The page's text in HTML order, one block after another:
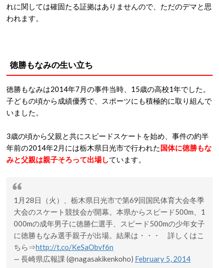
れに関しては確固たる証拠はありませんので、ただのデマと思
われます。
徳勝もなみの生い立ち
徳勝もなみは2014年7月の事件当時、15歳の高校1年でした。
子どもの頃から成績優秀で、スポーツにも積極的に取り組んで
いました。
3歳の頃から父親と共にスピードスケートを始め、事件の約半
年前の2014年2月には栃木県日光市で行われた国体に徳勝もな
みと父親は親子そろって出場しています。
1月28日（火）、栃木県日光市で第69回国民体育大会冬季
大会のスケート競技会が開幕。本県からスピード500m、1
000mの成年男子に徳勝仁選手、スピード500mの少年女子
に徳勝もなみ選手親子が出場。結果は・・・ 詳しくはこ
ちら⇒http://t.co/KeSaObvf6n
— 長崎県広報課 (@nagasakikenkoho) February 5, 2014